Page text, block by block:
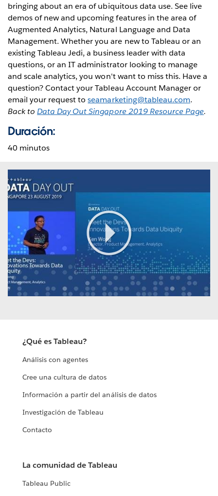
bringing about an era of ubiquitous data use. See live
demos of new and upcoming features in the area of
Augmented Analytics, Natural Language and Data
Management. Whether you are new to Tableau or an
existing Tableau Jedi, a business leader with data
questions, or an IT administrator looking to manage
and scale analytics, you won't want to miss this. Have a
question? Contact your Tableau Account Manager or
email your request toseamarketing@tableau.com.
Back toData Day Out Singapore 2019 Resource Page.
Duración:
40 minutos
Play
Video
¿Qué es Tableau?
Análisis con agentes
Cree una cultura de datos
Información a partir del análisis de datos
Investigación de Tableau
Contacto
La comunidad de Tableau
Tableau Public